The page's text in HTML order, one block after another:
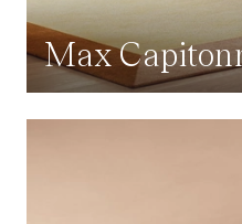
Max